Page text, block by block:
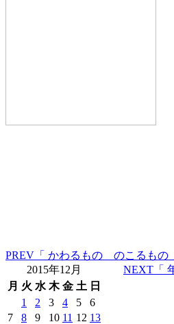
PREV 「 かわるもの のこるもの
NEXT 「
2015年12月
月 火 水 木 金 土 日
1
2 3 4 5
6
7
8 9 10 11 12 13